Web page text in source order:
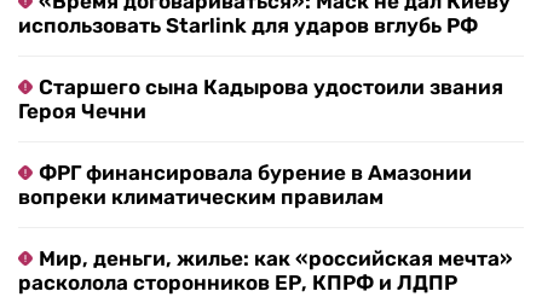
использовать Starlink для ударов вглубь РФ
Старшего сына Кадырова удостоили звания
Героя Чечни
ФРГ финансировала бурение в Амазонии
вопреки климатическим правилам
Мир, деньги, жилье: как «российская мечта»
расколола сторонников ЕР, КПРФ и ЛДПР